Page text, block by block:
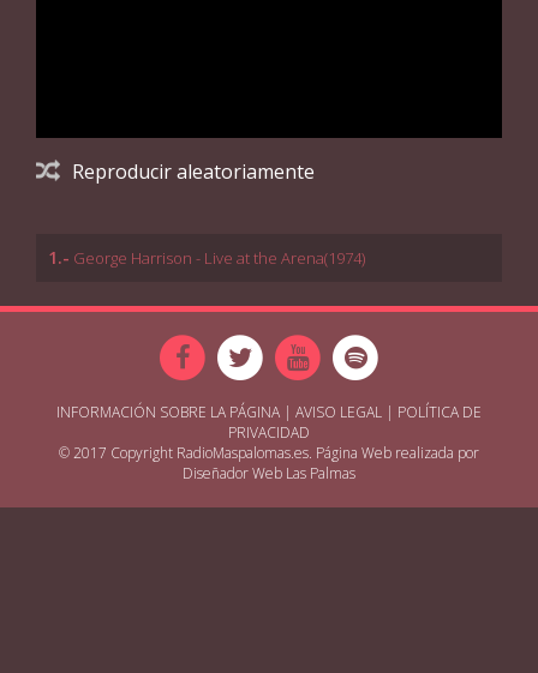
Reproducir aleatoriamente
1.- George Harrison - Live at the Arena(1974)
INFORMACIÓN SOBRE LA PÁGINA | AVISO LEGAL | POLÍTICA DE
PRIVACIDAD
© 2017 Copyright RadioMaspalomas.es. Página Web realizada por
Diseñador Web Las Palmas